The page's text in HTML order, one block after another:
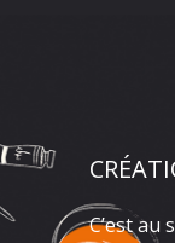
C’est au